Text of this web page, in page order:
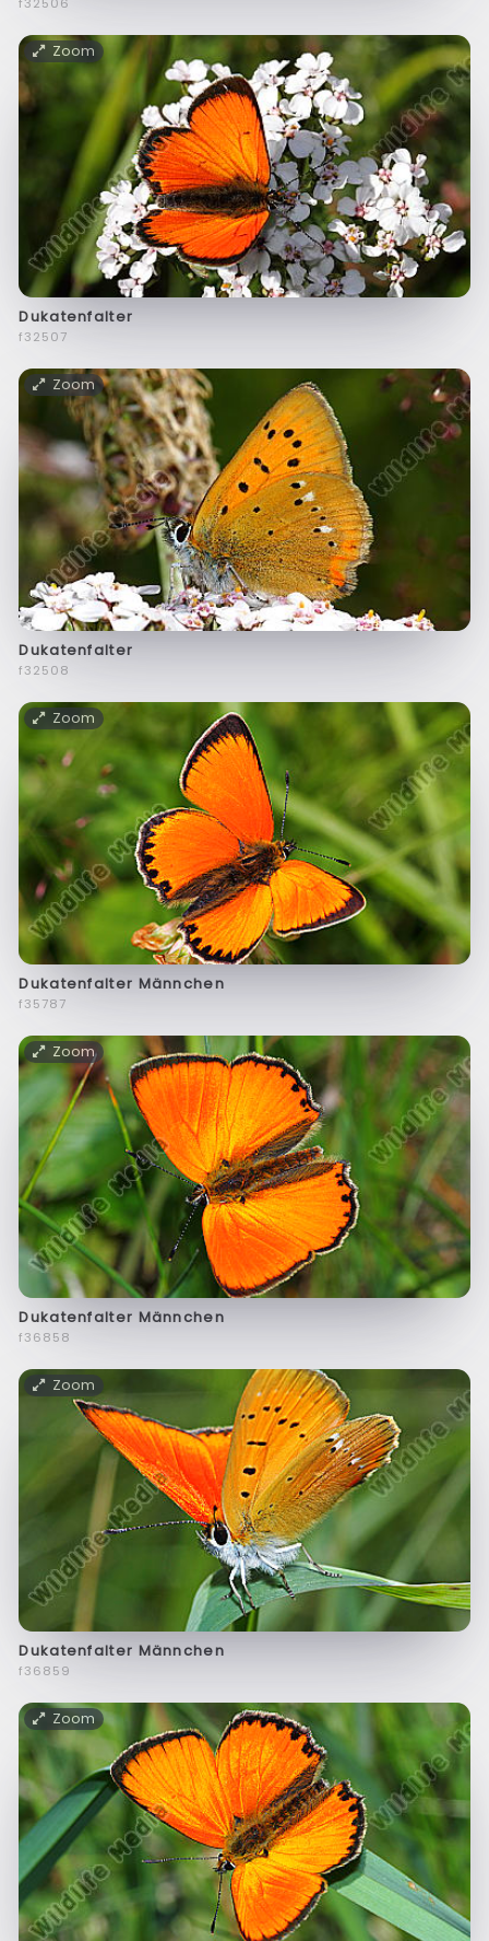
Zoom
Dukatenfalter
f32507
Zoom
Dukatenfalter
f32508
Zoom
Dukatenfalter Männchen
f35787
Zoom
Dukatenfalter Männchen
f36858
Zoom
Dukatenfalter Männchen
f36859
Zoom